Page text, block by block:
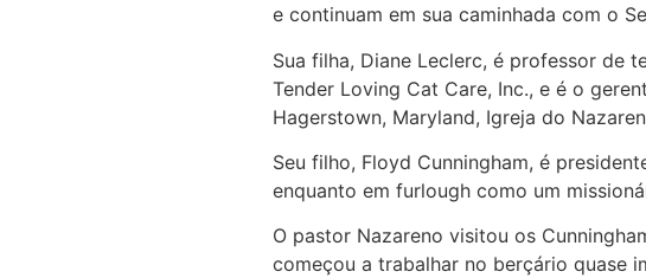
e continuam em sua caminhada com o
Sua filha, Diane Leclerc, é professor de
Tender Loving Cat Care, Inc., e é o
Hagerstown, Maryland, Igreja do
Seu filho, Floyd Cunningham, é
enquanto em furlough como um
O pastor Nazareno visitou os
começou a trabalhar no berçário quase